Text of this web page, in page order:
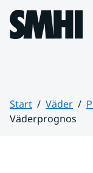
Hoppa till sidans
Start Väder
Väderprognos